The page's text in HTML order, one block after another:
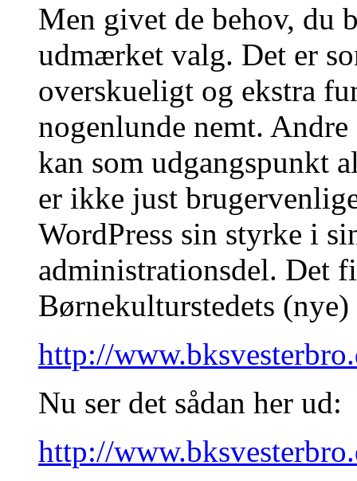
Men givet de behov, du
udmærket valg. Det er
overskueligt og ekstra
nogenlunde nemt.
kan som udgangspunkt
er ikke just
WordPress sin styrke i
administrationsdel. Det
Børnekulturstedets (nye)
http://
Nu ser det sådan her ud:
http://